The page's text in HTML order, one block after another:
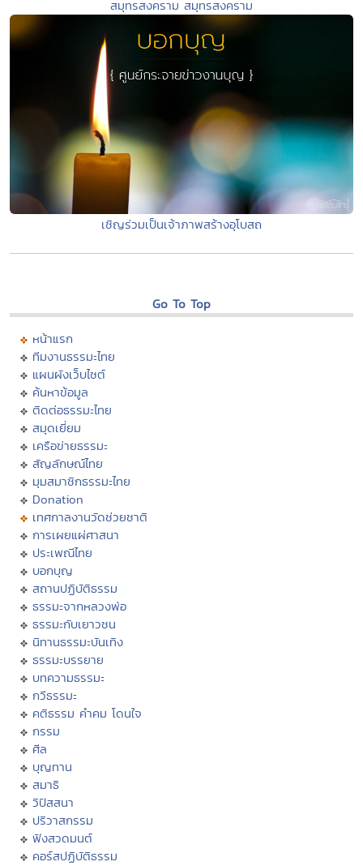
สมุทรสงคราม สมุทรสงคราม
เชิญร่วมเป็นเจ้าภาพสร้างอุโบสถ
Go To Top
หน้าแรก
ทีมงานธรรมะไทย
แผนผังเว็บไซต์
ค้นหาข้อมูล
ติดต่อธรรมะไทย
สมุดเยี่ยม
เครือข่ายธรรมะ
สัญลักษณ์ไทย
มุมสมาชิกธรรมะไทย
Donation
เทศกาลงานวัดช่วยชาติ
การเผยแผ่ศาสนา
ประเพณีไทย
บอกบุญ
สถานปฏิบัติธรรม
ธรรมะจากหลวงพ่อ
ธรรมะกับเยาวชน
นิทานธรรมะบันเทิง
ธรรมะบรรยาย
บทความธรรมะ
กวีธรรมะ
คติธรรม คำคม โดนใจ
กรรม
ศีล
บุญทาน
สมาธิ
วิปัสสนา
ปริวาสกรรม
ฟังสวดมนต์
คอร์สปฏิบัติธรรม